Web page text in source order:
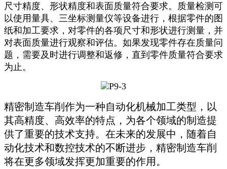
尺寸精度、形状精度和表面质量符合要求。质量检测可
以使用量具、三坐标测量仪等设备进行，根据零件的图
纸和加工要求，对零件的各项尺寸和形状进行测量，并
对表面质量进行观察和评估。如果发现零件存在质量问
题，需要及时进行调整和返修，直到零件质量符合要求
为止。
精密制造车削作为一种自动化机械加工类型，以
其高精度、高效率的特点，为各个领域的制造提
供了重要的技术支持。在未来的发展中，随着自
动化技术和数控技术的不断进步，精密制造车削
将在更多领域发挥更加重要的作用。